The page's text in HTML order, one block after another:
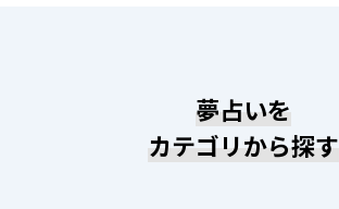
夢占いを
カテゴリから探す